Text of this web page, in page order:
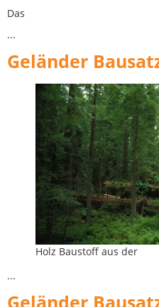
Das
...
Geländer
Holz Baustoff aus der
...
Geländer